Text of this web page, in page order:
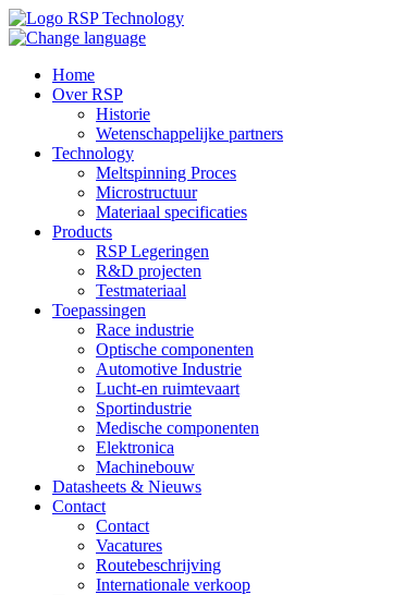
Home
Over RSP
Historie
Wetenschappelijke partners
Technology
Meltspinning Proces
Microstructuur
Materiaal specificaties
Products
RSP Legeringen
R&D projecten
Testmateriaal
Toepassingen
Race industrie
Optische componenten
Automotive Industrie
Lucht-en ruimtevaart
Sportindustrie
Medische componenten
Elektronica
Machinebouw
Datasheets & Nieuws
Contact
Contact
Vacatures
Routebeschrijving
Internationale verkoop